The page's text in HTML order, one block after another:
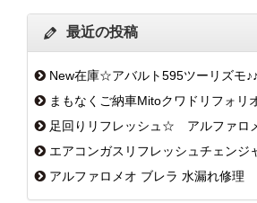
最近の投稿
New在庫☆アバルト595ツーリズモ♪♪
まもなくご納車Mitoクワドリフォリ
足回りリフレッシュ☆ アルファロ
エアコンガスリフレッシュチェンジ
アルファロメオ ブレラ 水漏れ修理